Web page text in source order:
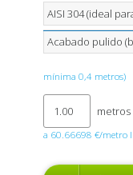
mínima 0,4 metros)
metros
a 60.66698 €/metro